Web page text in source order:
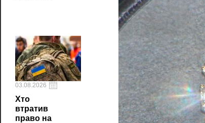
03.08.2026
Хто
втратив
право на